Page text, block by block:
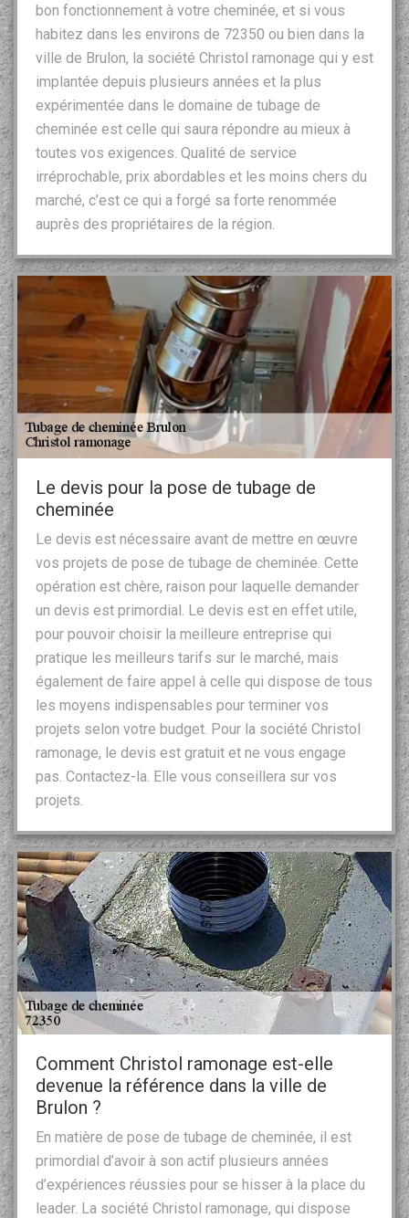
bon fonctionnement à votre cheminée, et si vous
habitez dans les environs de 72350 ou bien dans la
ville de Brulon, la société Christol ramonage qui y est
implantée depuis plusieurs années et la plus
expérimentée dans le domaine de tubage de
cheminée est celle qui saura répondre au mieux à
toutes vos exigences. Qualité de service
irréprochable, prix abordables et les moins chers du
marché, c’est ce qui a forgé sa forte renommée
auprès des propriétaires de la région.
Le devis pour la pose de tubage de
cheminée
Le devis est nécessaire avant de mettre en œuvre
vos projets de pose de tubage de cheminée. Cette
opération est chère, raison pour laquelle demander
un devis est primordial. Le devis est en effet utile,
pour pouvoir choisir la meilleure entreprise qui
pratique les meilleurs tarifs sur le marché, mais
également de faire appel à celle qui dispose de tous
les moyens indispensables pour terminer vos
projets selon votre budget. Pour la société Christol
ramonage, le devis est gratuit et ne vous engage
pas. Contactez-la. Elle vous conseillera sur vos
projets.
Comment Christol ramonage est-elle
devenue la référence dans la ville de
Brulon ?
En matière de pose de tubage de cheminée, il est
primordial d’avoir à son actif plusieurs années
d’expériences réussies pour se hisser à la place du
leader. La société Christol ramonage, qui dispose